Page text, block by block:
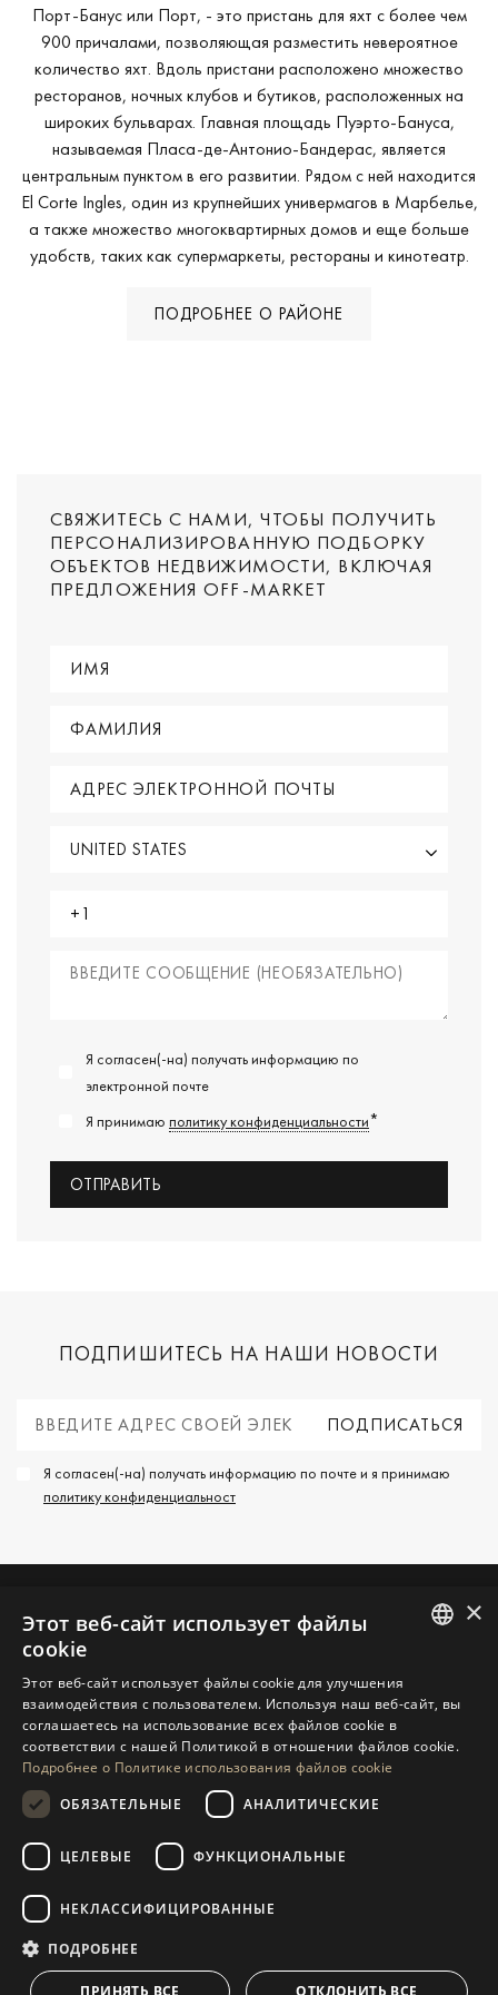
Порт-Банус или Порт, - это пристань для яхт с более чем
900 причалами, позволяющая разместить невероятное
количество яхт. Вдоль пристани расположено множество
ресторанов, ночных клубов и бутиков, расположенных на
широких бульварах. Главная площадь Пуэрто-Бануса,
называемая Пласа-де-Антонио-Бандерас, является
центральным пунктом в его развитии. Рядом с ней находится
El Corte Ingles, один из крупнейших универмагов в Марбелье,
а также множество многоквартирных домов и еще больше
удобств, таких как супермаркеты, рестораны и кинотеатр.
ПОДРОБНЕЕ О РАЙОНЕ
СВЯЖИТЕСЬ С НАМИ, ЧТОБЫ ПОЛУЧИТЬ
ПЕРСОНАЛИЗИРОВАННУЮ ПОДБОРКУ
ОБЪЕКТОВ НЕДВИЖИМОСТИ, ВКЛЮЧАЯ
ПРЕДЛОЖЕНИЯ OFF-MARKET
Я согласен(-на) получать информацию по
электронной почте
Я принимаю политику конфиденциальности*
ПОДПИШИТЕСЬ НА НАШИ НОВОСТИ
Я согласен(-на) получать информацию по почте и я принимаю
политику конфиденциальност
СВЯЖИТЕСЬ С НАМИ
ЗАПРОСИТЬ ДОПОЛНИТЕЛЬНУЮ
ИНФОРМАЦИЮ
СООБЩИТЕ НАМ
НАВИГАЦИЯ
Объекты
Путеводители
КОЛЛЕКЦИЯ
Эксклюзивы
СВЯЗАТЬСЯ
SPANISH
GERMAN
DUTCH
×
Этот веб-сайт использует файлы
cookie
Этот веб-сайт использует файлы cookie для улучшения
взаимодействия с пользователем. Используя наш веб-сайт, вы
соглашаетесь на использование всех файлов cookie в
соответствии с нашей Политикой в ​​отношении файлов cookie.
Подробнее о Политике использования файлов cookie
ОБЯЗАТЕЛЬНЫЕ
АНАЛИТИЧЕСКИЕ
ЦЕЛЕВЫЕ ФУНКЦИОНАЛЬНЫЕ
НЕКЛАССИФИЦИРОВАННЫЕ
ПОДРОБНЕЕ
ПРИНЯТЬ ВСЕ ОТКЛОНИТЬ ВСЕ